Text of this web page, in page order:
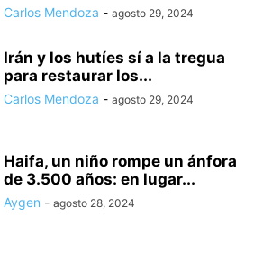
Carlos Mendoza - agosto 29, 2024
Irán y los hutíes sí a la tregua
para restaurar los...
Carlos Mendoza - agosto 29, 2024
Haifa, un niño rompe un ánfora
de 3.500 años: en lugar...
Aygen - agosto 28, 2024